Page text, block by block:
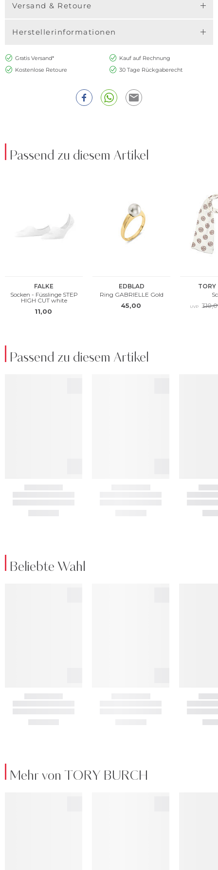
Versand & Retoure
Herstellerinformationen
Gratis Versand*
Kauf auf Rechnung
Kostenlose Retoure
30 Tage Rückgaberecht
Passend zu diesem Artikel
Passend zu diesem Artikel
Beliebte Wahl
Mehr von TORY BURCH